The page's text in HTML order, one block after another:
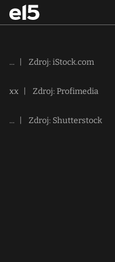
... Zdroj: iStock.com
xx Zdroj: Profimedia
... Zdroj: Shutterstock